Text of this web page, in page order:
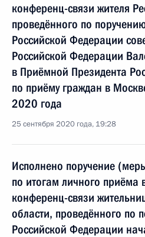
конференц-связи жителя
проведённого по
Российской Федерации
Российской Федерации
в Приёмной Президента
по приёму граждан в
2020 года
25 сентября 2020 года, 19:28
Исполнено поручение
по итогам личного приёма
конференц-связи
области, проведённого по
Российской Федерации